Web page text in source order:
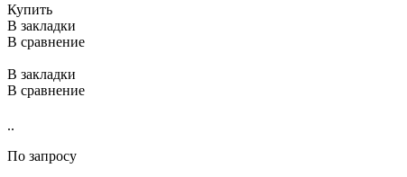
Купить
В закладки
В сравнение
В закладки
В сравнение
..
По запросу